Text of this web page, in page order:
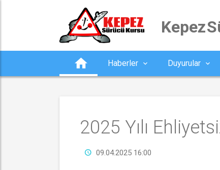
Kepez
Haberler Duyurular
2025 Yılı
09.04.2025 16:00